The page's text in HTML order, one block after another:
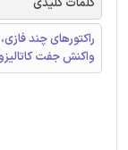
راکتورهای چند
واکنش جفت